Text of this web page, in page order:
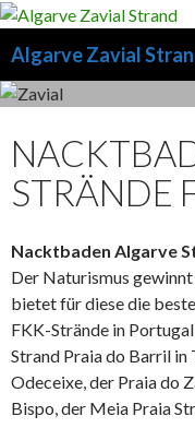
Algarve Zavial
TO
STRÄNDE
Nacktbaden Algarve
Der Naturismus
bietet für diese die
FKK-Strände in
Strand Praia do Barril in
Odeceixe, der Praia do
Bispo, der Meia Praia